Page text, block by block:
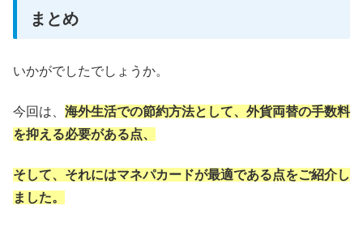
まとめ
いかがでしたでしょうか。
今回は、 海外生活での節約方法として、外貨両替の手数料
を抑える必要がある点、
そして、それにはマネパカードが最適である点をご紹介し
ました。